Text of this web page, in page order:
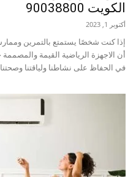
الكويت 90038800
أكتوبر 1, 2023
إذا كنت شخصًا يستمتع بالتمرين
أن الاجهزة الرياضية القيمة
في الحفاظ على نشاطنا ولياقتنا